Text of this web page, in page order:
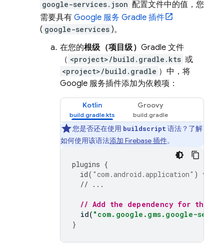
google-services.json 配置文件中的值，您
需要具有 Google 服务 Gradle 插件
( google-services )。
在您的根级（项目级） Gradle 文件
（ <project>/build.gradle.kts 或
<project>/build.gradle ）中，将
Google 服务插件添加为依赖项：
Kotlin Groovy
您是否还在使用 buildscript 语法？了解
如何使用该语法添加 Firebase 插件。
plugins {
id( "com.android.application" )
// ...
// Add the dependency for the
id( "com.google.gms.google-
}